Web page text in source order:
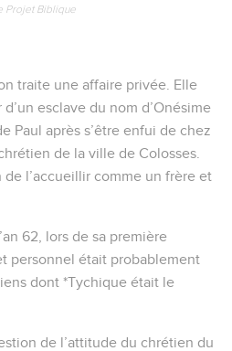
Projet Biblique
traite une affaire privée. Elle
esclave du nom d’Onésime
Paul après s’être enfui de chez
de la ville de Colosses.
de l’accueillir comme un frère et
62, lors de sa première
personnel était probablement
dont *Tychique était le
de l’attitude du chrétien du